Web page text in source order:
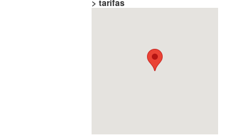
> tarifas